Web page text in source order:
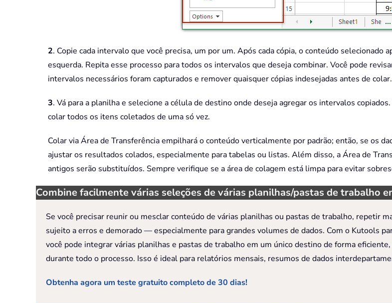
2. Copie cada intervalo que você precisa, um por um. Após cada cópia, o conteúdo
esquerda. Repita esse processo para todos os intervalos que deseja combinar. Você pode
intervalos necessários foram capturados e remover quaisquer cópias indesejadas antes de colar.
3. Vá para a planilha e selecione a célula de destino onde deseja agregar os intervalos
colar todos os itens coletados de uma só vez.
Colar via Área de Transferência empilhará o conteúdo verticalmente por padrão; então, se os
ajustar os resultados colados, especialmente para tabelas ou listas. Além disso, a Área de
antigos serão substituídos. Sempre verifique se a área de colagem está limpa para evitar
Combine facilmente várias seleções de várias planilhas/pastas de trabalho
Se você precisar reunir ou mesclar conteúdo de várias planilhas ou pastas de trabalho, repetir
sujeito a erros e demorado — especialmente para grandes volumes de dados. Com o Kutools
você pode integrar várias planilhas e pastas de trabalho em um único destino de forma
durante todo o processo. Isso é ideal para relatórios mensais, resumos de dados
Obtenha agora um teste gratuito completo de 30 dias!